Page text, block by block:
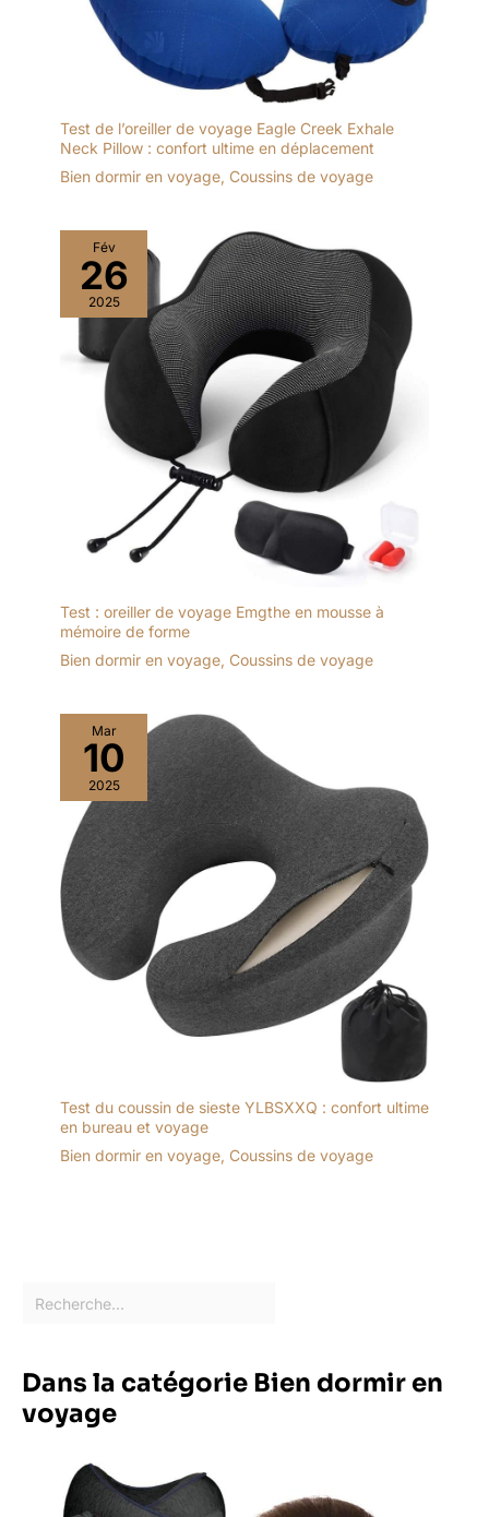
Test de l’oreiller de voyage Eagle Creek Exhale
Neck Pillow : confort ultime en déplacement
Bien dormir en voyage, Coussins de voyage
Fév
26
2025
Test : oreiller de voyage Emgthe en mousse à
mémoire de forme
Bien dormir en voyage, Coussins de voyage
Mar
10
2025
Test du coussin de sieste YLBSXXQ : confort ultime
en bureau et voyage
Bien dormir en voyage, Coussins de voyage
Dans la catégorie Bien dormir en
voyage